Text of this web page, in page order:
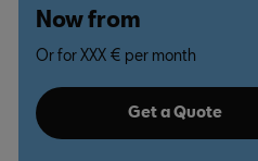
Now from
Or for XXX € per month
Get a Quote